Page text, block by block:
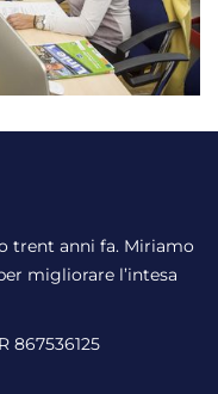
trent anni fa. Miriamo
migliorare l’intesa
867536125